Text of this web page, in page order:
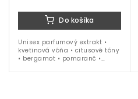
Do košíka
Unisex parfumový extrakt •
kvetinová vôňa • citusové tóny
• bergamot • pomaranč •
leto • 100 ml